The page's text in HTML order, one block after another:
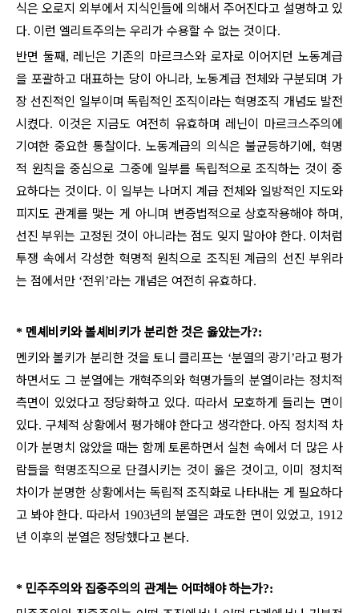
식은 오로지 외부에서 지식인들에 의해서 주어진다고 설명하고 있
다. 이런 엘리트주의는 우리가 수용할 수 없는 것이다.
반면 둘째, 레닌은 기존의 마르크스와 로자로 이어지던 노동계급
을 포괄하고 대표하는 당이 아니라, 노동계급 전체와 구분되며 가
장 선진적인 일부이며 독립적인 조직이라는 혁명조직 개념도 발전
시켰다. 이것은 지금도 여전히 유효하며 레닌이 마르크스주의에
기여한 중요한 통찰이다. 노동계급의 의식은 불균등하기에, 혁명
적 원칙을 중심으로 그중에 일부를 독립적으로 조직하는 것이 중
요하다는 것이다. 이 일부는 나머지 계급 전체와 일방적인 지도와
피지도 관계를 맺는 게 아니며 변증법적으로 상호작용해야 하며,
선진 부위는 고정된 것이 아니라는 점도 잊지 말아야 한다. 이처럼
투쟁 속에서 각성한 혁명적 원칙으로 조직된 계급의 선진 부위라
는 점에서만 ‘전위’라는 개념은 여전히 유효하다.
* 멘셰비키와 볼셰비키가 분리한 것은 옳았는가?:
멘키와 볼키가 분리한 것을 토니 클리프는 ‘분열의 광기’라고 평가
하면서도 그 분열에는 개혁주의와 혁명가들의 분열이라는 정치적
측면이 있었다고 정당화하고 있다. 따라서 모호하게 들리는 면이
있다. 구체적 상황에서 평가해야 한다고 생각한다. 아직 정치적 차
이가 분명치 않았을 때는 함께 토론하면서 실천 속에서 더 많은 사
람들을 혁명조직으로 단결시키는 것이 옳은 것이고, 이미 정치적
차이가 분명한 상황에서는 독립적 조직화로 나타내는 게 필요하다
고 봐야 한다. 따라서 1903년의 분열은 과도한 면이 있었고, 1912
년 이후의 분열은 정당했다고 본다.
* 민주주의와 집중주의의 관계는 어떠해야 하는가?: